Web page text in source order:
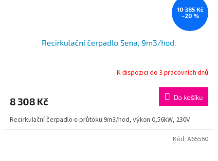
10 385 Kč
–20 %
Recirkulační čerpadlo Sena, 9m3/hod.
K dispozici do 3 pracovních dnů
8 308 Kč Do košíku
Recirkulační čerpadlo o průtoku 9m3/hod, výkon 0,56kW, 230V.
Kód: A65560